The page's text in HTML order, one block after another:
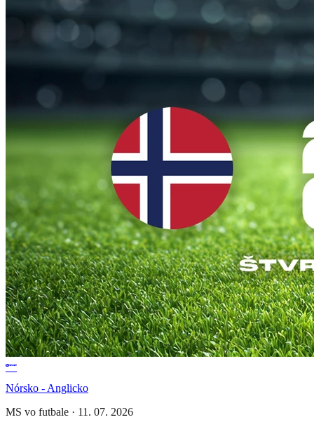
Nórsko - Anglicko
MS vo futbale · 11. 07. 2026